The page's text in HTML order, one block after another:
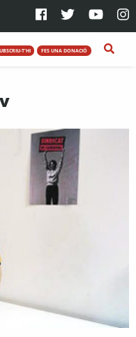
T'HI FES UNA DONACIÓ